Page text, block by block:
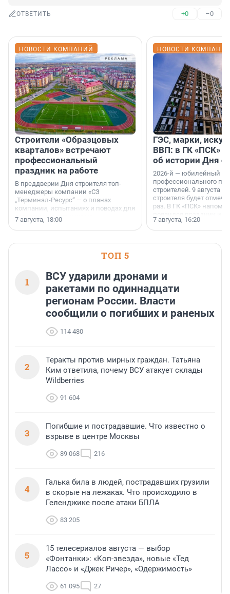
ОТВЕТИТЬ +0 –0
НОВОСТИ КОМПАНИЙ
Строители «Образцовых
кварталов» встречают
профессиональный
праздник на работе
В преддверии Дня строителя топ-
менеджеры компании «СЗ
„Терминал-Ресурс“ — о планах
компании, испытаниях и поводах для
осторожного оптимизма.
7 августа, 18:00
НОВОСТИ
ГЭС, марки,
ВВП: в ГК «ПСК»
об истории Дня
2026-й — юбилейный
профессионального
строителей. 9 августа
строителя будет
раз. В ГК «ПСК»
поменялась роль
7 августа, 16:20
ТОП 5
1
ВСУ ударили дронами и
ракетами по одиннадцати
регионам России. Власти
сообщили о погибших и раненых
114 480
2
Теракты против мирных граждан. Татьяна
Ким ответила, почему ВСУ атакует склады
Wildberries
91 604
3
Погибшие и пострадавшие. Что известно о
взрыве в центре Москвы
89 068 216
4
Галька била в людей, пострадавших грузили
в скорые на лежаках. Что происходило в
Геленджике после атаки БПЛА
83 205
5
15 телесериалов августа — выбор
«Фонтанки»: «Коп-звезда», новые «Тед
Лассо» и «Джек Ричер», «Одержимость»
61 095 27